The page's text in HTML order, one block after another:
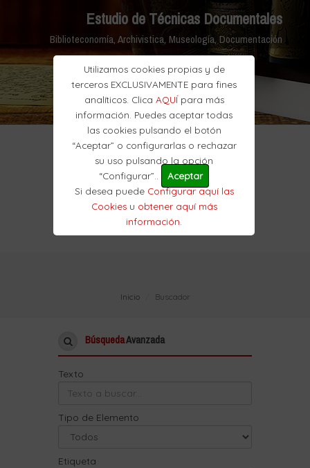
Utilizamos cookies propias y de
terceros EXCLUSIVAMENTE para fines
analíticos. Clica AQUÍpara más
información. Puedes aceptar todas
las cookies pulsando el botón
“Aceptar” o configurarlas o rechazar
su uso pulsando la opción
“Configurar”..
Aceptar
Si desea puede Configurar aquí las
Cookiesu obtener aquí más
información
Estudio de Técnicas Documentales
Biblioteconomía, Archivistica, Museología, Documentación
Inicio Buscador
BúsquedaAvanzada
Texto
Tipo de Elemento
Etiqueta